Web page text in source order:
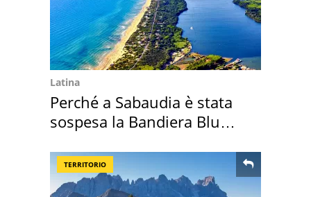
Latina
Perché a Sabaudia è stata
sospesa la Bandiera Blu
TERRITORIO